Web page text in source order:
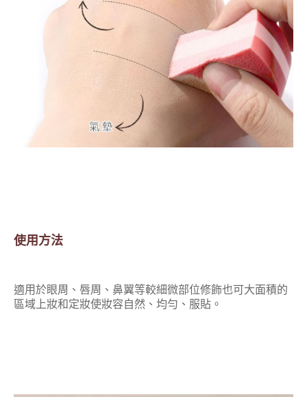
使用方法
適用於眼周、唇周、鼻翼等較細微部位修飾也可大面積的
區域上妝和定妝使妝容自然、均勻、服貼。